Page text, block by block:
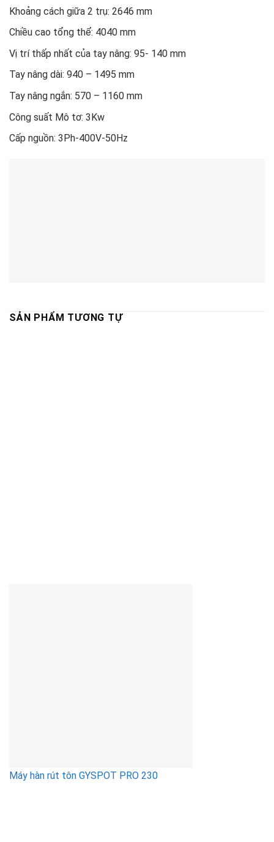
Khoảng cách giữa 2 trụ: 2646 mm
Chiều cao tổng thể: 4040 mm
Vị trí thấp nhất của tay nâng: 95- 140 mm
Tay nâng dài: 940 – 1495 mm
Tay nâng ngắn: 570 – 1160 mm
Công suất Mô tơ: 3Kw
Cấp nguồn: 3Ph-400V-50Hz
SẢN PHẨM TƯƠNG TỰ
Máy hàn rút tôn GYSPOT PRO 230